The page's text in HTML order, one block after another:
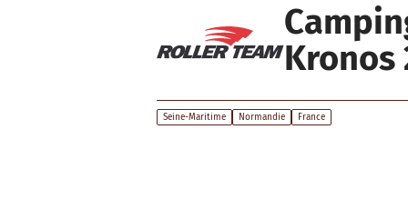
Kronos
Seine-Maritime Normandie France